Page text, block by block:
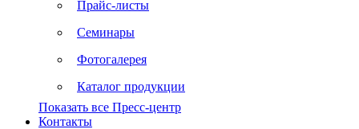
Прайс-листы
Семинары
Фотогалерея
Каталог продукции
Показать все Пресс-центр
Контакты